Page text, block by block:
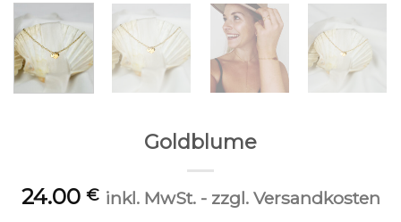
Goldblume
24.00 € inkl. MwSt. - zzgl. Versandkosten